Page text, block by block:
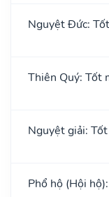
Nguyệt Đức:
Thiên Quý: Tốt
Nguyệt giải:
Phổ hộ (Hội